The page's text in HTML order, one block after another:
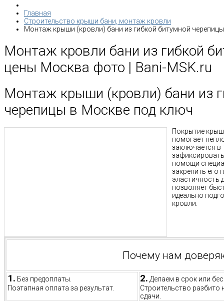
Главная
Строительство крыши бани, монтаж кровли
Монтаж крыши (кровли) бани из гибкой битумной черепицы
Монтаж кровли бани из гибкой
цены Москва фото | Bani-MSK.ru
Монтаж крыши (кровли) бани из
черепицы в Москве под ключ
Покрытие
помогает
заключается в
помощи
закрепить его
эластичность
позволяет
идеально
кровли.
Почему нам
1. Без предоплаты.
Поэтапная оплата за результат.
2. Делаем в срок или
Строительство
сдачи.